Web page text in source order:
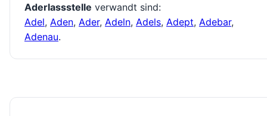
Aderlassstelle verwandt sind:
Adel, Aden, Ader, Adeln, Adels, Adept, Adebar,
Adenau.